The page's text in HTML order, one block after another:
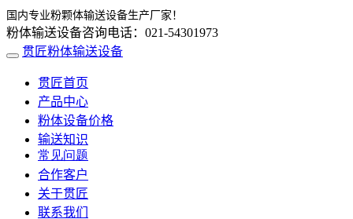
国内专业粉颗体输送设备生产厂家！
粉体输送设备咨询电话：021-54301973
贯匠粉体输送设备
贯匠首页
产品中心
粉体设备价格
输送知识
常见问题
合作客户
关于贯匠
联系我们